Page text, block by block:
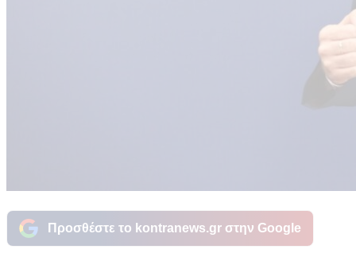
Προσθέστε το kontranews.gr στην Google